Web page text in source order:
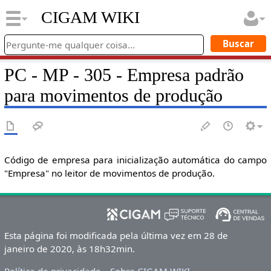
CIGAM WIKI
PC - MP - 305 - Empresa padrão
para movimentos de produção
Código de empresa para inicialização automática do campo
"Empresa" no leitor de movimentos de produção.
Esta página foi modificada pela última vez em 28 de
janeiro de 2020, às 18h32min.